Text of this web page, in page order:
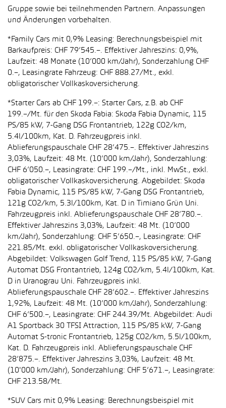
Gruppe sowie bei teilnehmenden Partnern. Anpassungen
und Änderungen vorbehalten.
*Family Cars mit 0,9% Leasing: Berechnungsbeispiel mit
Barkaufpreis: CHF 79’545.–. Effektiver Jahreszins: 0,9%,
Laufzeit: 48 Monate (10’000 km/Jahr), Sonderzahlung CHF
0.–, Leasingrate Fahrzeug: CHF 888.27/Mt., exkl.
obligatorischer Vollkaskoversicherung.
*Starter Cars ab CHF 199.–: Starter Cars, z.B. ab CHF
199.–/Mt. für den Skoda Fabia: Skoda Fabia Dynamic, 115
PS/85 kW, 7-Gang DSG Frontantrieb, 122g CO2/km,
5.4l/100km, Kat. D. Fahrzeugpreis inkl.
Ablieferungspauschale CHF 28’475.–. Effektiver Jahreszins
3,03%, Laufzeit: 48 Mt. (10’000 km/Jahr), Sonderzahlung:
CHF 6’050.–, Leasingrate: CHF 199.–/Mt., inkl. MwSt., exkl.
obligatorischer Vollkaskoversicherung. Abgebildet: Skoda
Fabia Dynamic, 115 PS/85 kW, 7-Gang DSG Frontantrieb,
121g CO2/km, 5.3l/100km, Kat. D in Timiano Grün Uni.
Fahrzeugpreis inkl. Ablieferungspauschale CHF 28’780.–.
Effektiver Jahreszins 3,03%, Laufzeit: 48 Mt. (10’000
km/Jahr), Sonderzahlung: CHF 5’650.–, Leasingrate: CHF
221.85/Mt. exkl. obligatorischer Vollkaskoversicherung.
Abgebildet: Volkswagen Golf Trend, 115 PS/85 kW, 7-Gang
Automat DSG Frontantrieb, 124g CO2/km, 5.4l/100km, Kat.
D in Uranograu Uni. Fahrzeugpreis inkl.
Ablieferungspauschale CHF 28’602.–. Effektiver Jahreszins
1,92%, Laufzeit: 48 Mt. (10’000 km/Jahr), Sonderzahlung:
CHF 6’500.–, Leasingrate: CHF 244.39/Mt. Abgebildet: Audi
A1 Sportback 30 TFSI Attraction, 115 PS/85 kW, 7-Gang
Automat S-tronic Frontantrieb, 125g CO2/km, 5.5l/100km,
Kat. D. Fahrzeugpreis inkl. Ablieferungspauschale CHF
28’875.–. Effektiver Jahreszins 3,03%, Laufzeit: 48 Mt.
(10'000 km/Jahr), Sonderzahlung: CHF 5’671.–, Leasingrate:
CHF 213.58/Mt.
*SUV Cars mit 0,9% Leasing: Berechnungsbeispiel mit